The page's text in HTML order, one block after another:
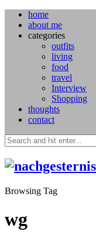
home
about me
categories
outfits
living
food
travel
Interview
Shopping
thoughts
contact
Browsing Tag
wg